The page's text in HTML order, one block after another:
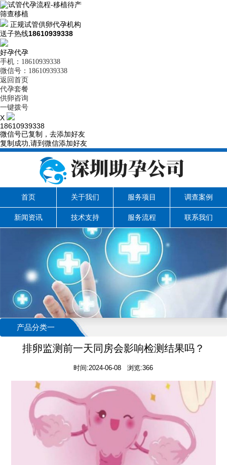
筛查移植
正规试管供卵代孕机构
送子热线18610939338
好孕代孕
手机：18610939338
微信号：18610939338
返回首页
代孕套餐
供卵咨询
一键拨号
X
18610939338
微信号已复制，去添加好友
复制成功,请到微信添加好友
首页 关于我们 服务项目 调查案例
新闻资讯 技术支持 服务流程 联系我们
产品分类一
排卵监测前一天同房会影响检测结果吗？
时间:2024-06-08 浏览:366